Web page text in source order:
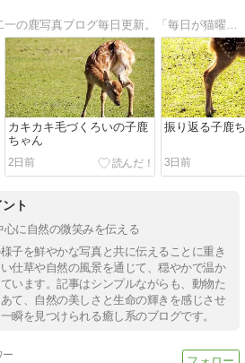
プロカメラマン・八二一の鹿写真ブログ毎日更新。「毎日が猫曜日」「はっちゃん日記」も毎日更新。
カキカキ毛づくろいの子鹿
ちゃん
2日前
振り返る子鹿
3日前
ト
心に自然の微笑みを伝える
子を鮮やかな写真と共に伝えることに重き
仕草や自然の風景を通じて、穏やかで温か
います。記事はシンプルながらも、動物た
て、自然の美しさと生命の輝きを感じさせ
瞬を見つけられる癒し系のブログです。